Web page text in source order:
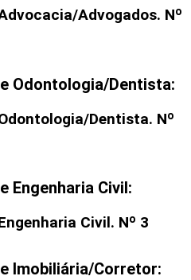
Advogados. Nº
Odontologia/Dentista:
Dentista. Nº
Engenharia Civil:
Civil. Nº 3
Imobiliária/Corretor: